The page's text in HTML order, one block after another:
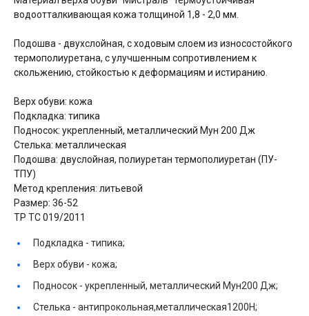
водоотталкивающая кожа толщиной 1,8 - 2,0 мм.
Подошва - двухслойная, с ходовым слоем из износостойкого
термополиуретана, с улучшенным сопротивлением к
скольжению, стойкостью к деформациям и истиранию.
Верх обуви: кожа
Подкладка: типика
Подносок: укрепленный, металлический Мун 200 Дж
Стелька: металлическая
Подошва: двуслойная, полиуретан термополиуретан (ПУ-
ТПУ)
Метод крепления: литьевой
Размер: 36-52
ТР ТС 019/2011
Подкладка - типика;
Верх обуви - кожа;
Подносок - укрепленный, металлический Мун200 Дж;
Стелька - антипрокольная,металлическая1200Н;